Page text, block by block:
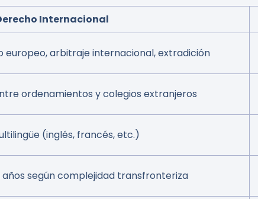
Internacional
europeo, arbitraje internacional, extradición
ordenamientos y colegios extranjeros
(inglés, francés, etc.)
años según complejidad transfronteriza